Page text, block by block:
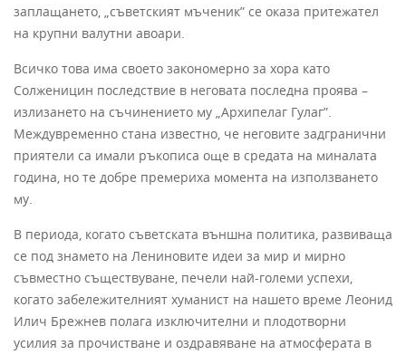
заплащането, „съветският мъченик” се оказа притежател
на крупни валутни авоари.
Всичко това има своето закономерно за хора като
Солженицин последствие в неговата последна проява –
излизането на съчинението му „Архипелаг Гулаг”.
Междувременно стана известно, че неговите задгранични
приятели са имали ръкописа още в средата на миналата
година, но те добре премериха момента на използването
му.
В периода, когато съветската външна политика, развиваща
се под знамето на Лениновите идеи за мир и мирно
съвместно съществуване, печели най-големи успехи,
когато забележителният хуманист на нашето време Леонид
Илич Брежнев полага изключителни и плодотворни
усилия за прочистване и оздравяване на атмосферата в